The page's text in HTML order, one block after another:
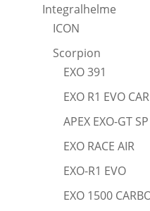
Integralhelme
ICON
Scorpion
EXO 391
EXO R1 EVO
APEX EXO-GT
EXO RACE AIR
EXO-R1 EVO
EXO 1500